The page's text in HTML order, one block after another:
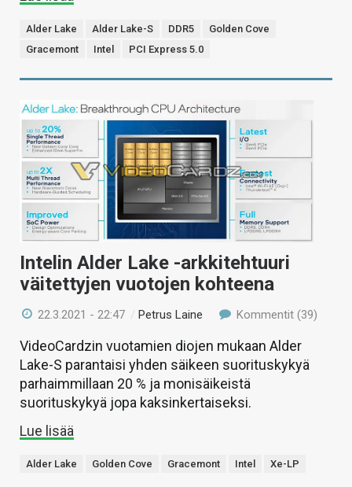
Alder Lake Alder Lake-S DDR5
Golden Cove
Gracemont
Intel PCI Express 5.0
Intelin Alder Lake -arkkitehtuuri
väitettyjen vuotojen kohteena
22.3.2021 - 22:47 /Petrus Laine Kommentit (39)
VideoCardzin vuotamien diojen mukaan Alder
Lake-S parantaisi yhden säikeen suorituskykyä
parhaimmillaan 20 % ja monisäikeistä
suorituskykyä jopa kaksinkertaiseksi.
Lue lisää
Alder Lake Golden Cove Gracemont Intel Xe-LP